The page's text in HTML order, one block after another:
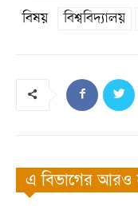
বিষয় বিশ্ববিদ্যালয়
এ বিভাগের আরও